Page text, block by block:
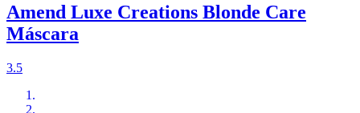
Amend Luxe Creations Blonde Care
Máscara
3.5